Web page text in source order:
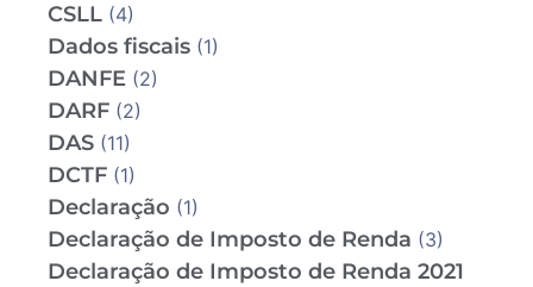
CSLL (4)
Dados fiscais (1)
DANFE (2)
DARF (2)
DAS (11)
DCTF (1)
Declaração (1)
Declaração de Imposto de Renda (3)
Declaração de Imposto de Renda 2021